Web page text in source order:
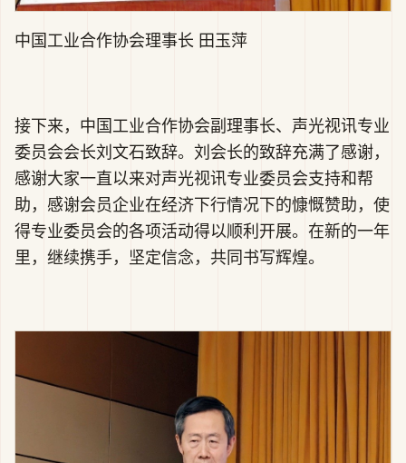
中国工业合作协会理事长 田玉萍
接下来，中国工业合作协会副理事长、声光视讯专业
委员会会长刘文石致辞。刘会长的致辞充满了感谢，
感谢大家一直以来对声光视讯专业委员会支持和帮
助，感谢会员企业在经济下行情况下的慷慨赞助，使
得专业委员会的各项活动得以顺利开展。在新的一年
里，继续携手，坚定信念，共同书写辉煌。